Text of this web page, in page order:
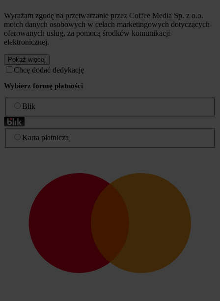
Wyrażam zgodę na przetwarzanie przez Coffee Media Sp. z o.o.
moich danych osobowych w celach marketingowych dotyczących
oferowanych usług, za pomocą środków komunikacji
elektronicznej.
Pokaż więcej
Chcę dodać dedykację
Wybierz formę płatności
Blik
Karta płatnicza